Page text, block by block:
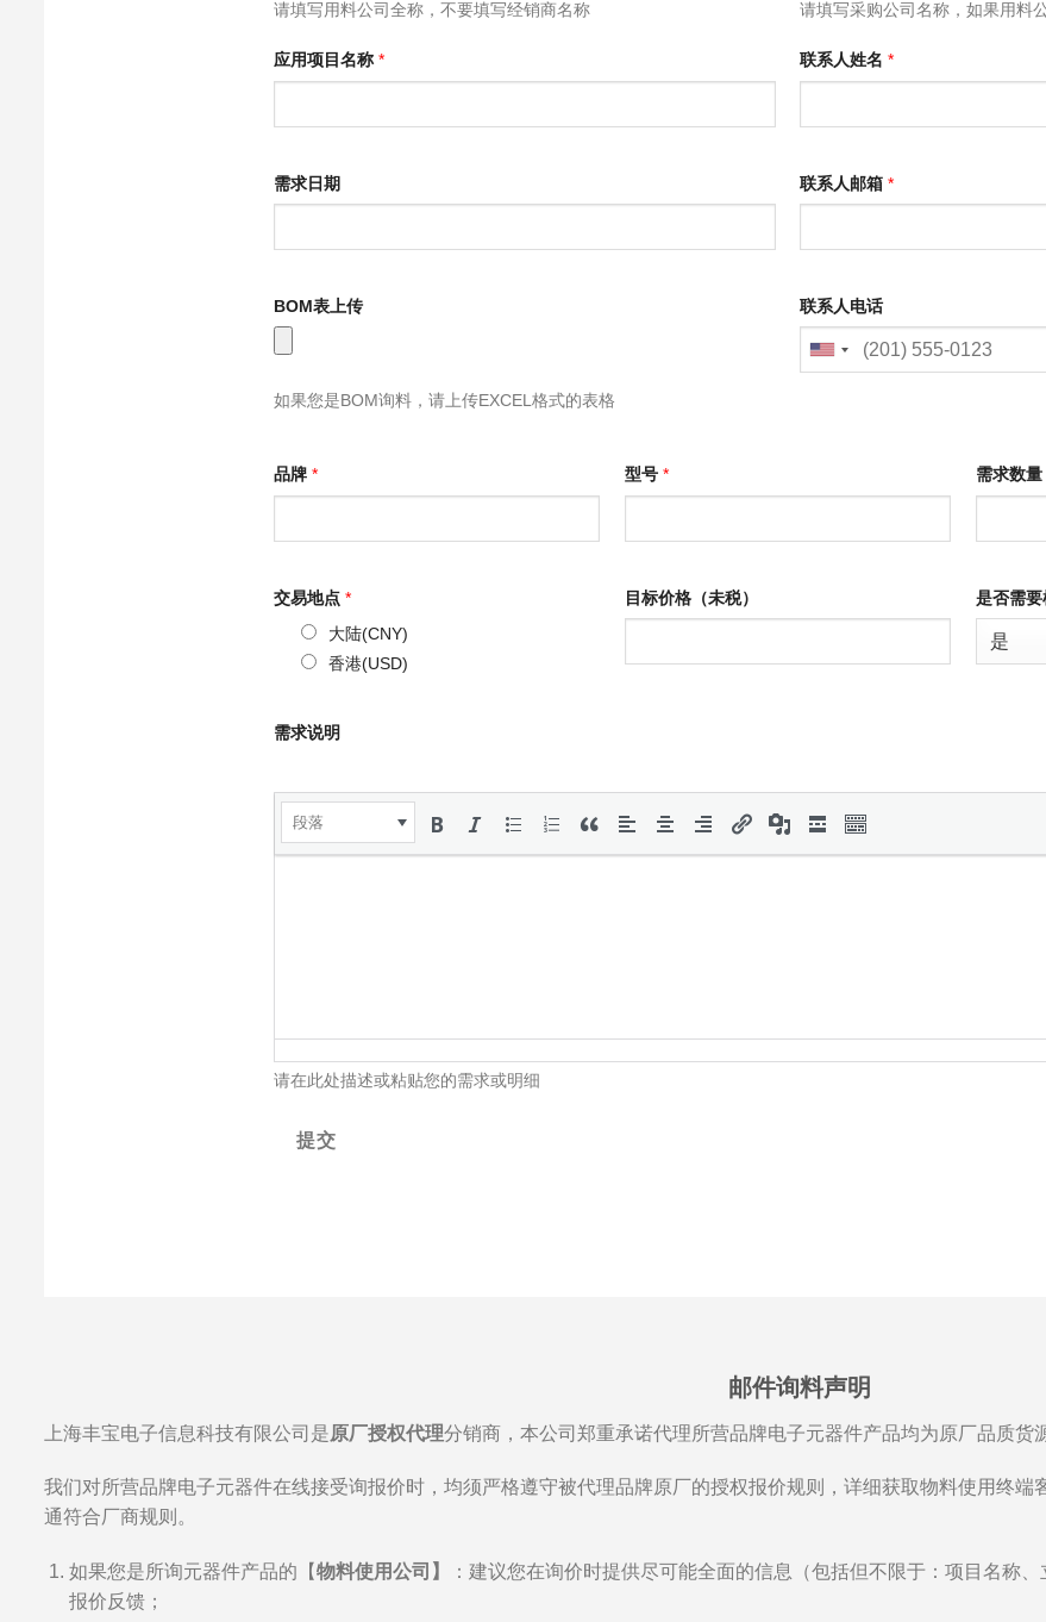
请填写用料公司全称，不要填写经销商名称
应用项目名称*
需求日期
BOM表上传
如果您是BOM询料，请上传EXCEL格式的表格
请填写采购公司名称，如果用料
联系人姓名 *
联系人邮箱 *
联系人电话
品牌 *
交易地点 *
大陆(CNY)
香港(USD)
型号 *
目标价格（未税）
需求数
是否需要
需求说明
段落
请在此处描述或粘贴您的需求或明细
提交
邮件询料声明
上海丰宝电子信息科技有限公司是原厂授权代理分销商，本公司郑重承诺代理所营品牌电子元器件产品均为原厂品质货
我们对所营品牌电子元器件在线接受询报价时，均须严格遵守被代理品牌原厂的授权报价规则，详细获取物料使用终
通符合厂商规则。
如果您是所询元器件产品的【物料使用公司】
：建议您在询价时提供尽可能全面的信息（包括但不限于：项目名称
报价反馈；